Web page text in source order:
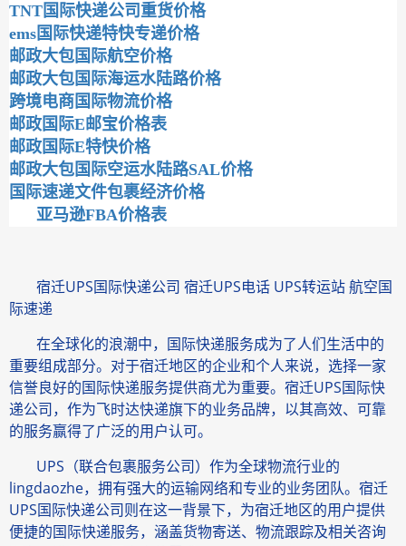
TNT国际快递公司重货价格
ems国际快递特快专递价格
邮政大包国际航空价格
邮政大包国际海运水陆路价格
跨境电商国际物流价格
邮政国际E邮宝价格表
邮政国际E特快价格
邮政大包国际空运水陆路SAL价格
国际速递文件包裹经济价格
亚马逊FBA价格表
宿迁UPS国际快递公司 宿迁UPS电话 UPS转运站 航空国
际速递
在全球化的浪潮中，国际快递服务成为了人们生活中的
重要组成部分。对于宿迁地区的企业和个人来说，选择一家
信誉良好的国际快递服务提供商尤为重要。宿迁UPS国际快
递公司，作为飞时达快递旗下的业务品牌，以其高效、可靠
的服务赢得了广泛的用户认可。
UPS（联合包裹服务公司）作为全球物流行业的
lingdaozhe，拥有强大的运输网络和专业的业务团队。宿迁
UPS国际快递公司则在这一背景下，为宿迁地区的用户提供
便捷的国际快递服务，涵盖货物寄送、物流跟踪及相关咨询